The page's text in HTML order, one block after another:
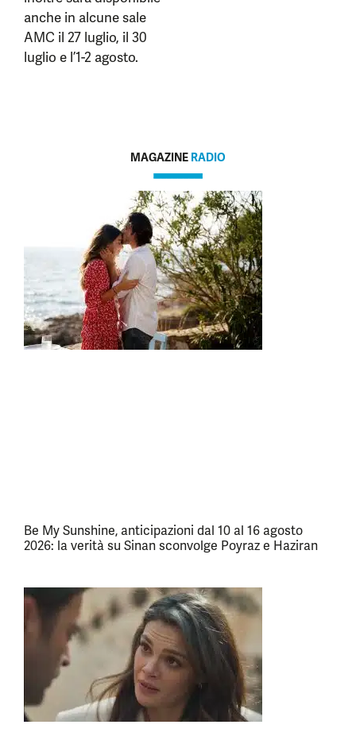
anche in alcune sale
AMC il 27 luglio, il 30
luglio e l’1-2 agosto.
MAGAZINE RADIO
Be My Sunshine, anticipazioni dal 10 al 16 agosto
2026: la verità su Sinan sconvolge Poyraz e Haziran